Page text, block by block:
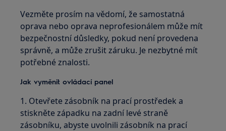
Vezměte prosím na vědomí, že samostatná
oprava nebo oprava neprofesionálem může mít
bezpečnostní důsledky, pokud není provedena
správně, a může zrušit záruku. Je nezbytné mít
potřebné znalosti.
Jak vyměnit ovládací panel
1. Otevřete zásobník na prací prostředek a
stiskněte západku na zadní levé straně
zásobníku, abyste uvolnili zásobník na prací